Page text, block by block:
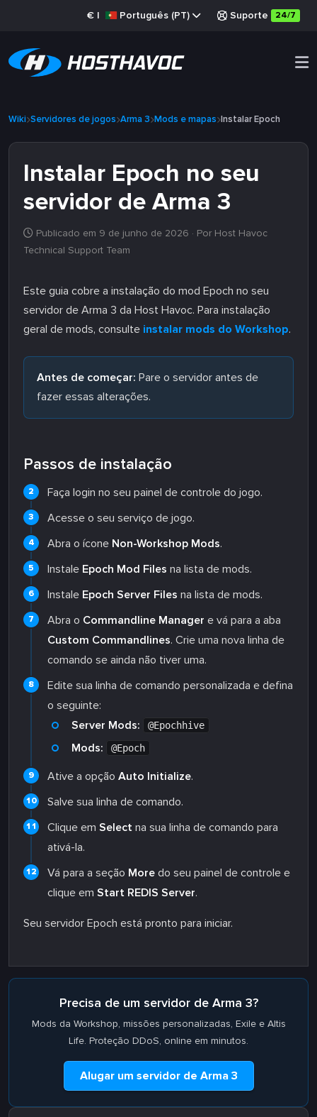
€ | Português (PT) Suporte 24/7
Wiki Servidores de jogos Arma 3 Mods e mapas Instalar Epoch
Instalar Epoch no seu
servidor de Arma 3
Publicado em 9 de junho de 2026 · Por Host Havoc
Technical Support Team
Este guia cobre a instalação do mod Epoch no seu
servidor de Arma 3 da Host Havoc. Para instalação
geral de mods, consulte instalar mods do Workshop.
Antes de começar: Pare o servidor antes de
fazer essas alterações.
Passos de instalação
Faça login no seu painel de controle do jogo.
Acesse o seu serviço de jogo.
Abra o ícone Non-Workshop Mods.
Instale Epoch Mod Files na lista de mods.
Instale Epoch Server Files na lista de mods.
Abra o Commandline Manager e vá para a aba
Custom Commandlines. Crie uma nova linha de
comando se ainda não tiver uma.
Edite sua linha de comando personalizada e defina
o seguinte:
Server Mods:
@Epochhive
Mods: @Epoch
Ative a opção Auto Initialize.
Salve sua linha de comando.
Clique em Select na sua linha de comando para
ativá-la.
Vá para a seção More do seu painel de controle e
clique em Start REDIS Server.
Seu servidor Epoch está pronto para iniciar.
Precisa de um servidor de Arma 3?
Mods da Workshop, missões personalizadas, Exile e Altis
Life. Proteção DDoS, online em minutos.
Alugar um servidor de Arma 3